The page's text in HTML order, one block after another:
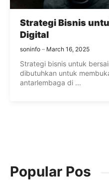
Strategi Bisnis
Digital
soninfo March 16, 2025
Strategi bisnis untuk
dibutuhkan untuk
antarlembaga di ...
Popular Pos